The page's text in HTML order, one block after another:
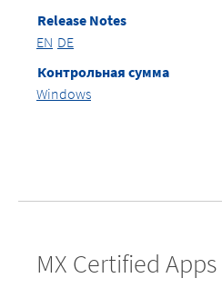
Release Notes
EN DE
Контрольная сумма
Windows
MX Certified